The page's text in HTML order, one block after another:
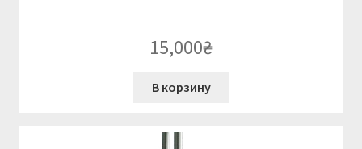
15,000₴
В корзину